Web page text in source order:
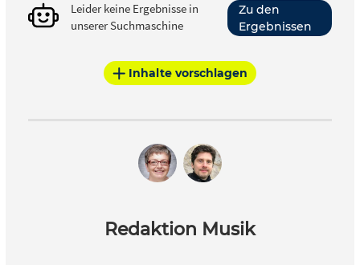
Leider keine Ergebnisse in
unserer Suchmaschine
Zu den
Ergebnissen
Inhalte vorschlagen
Redaktion Musik